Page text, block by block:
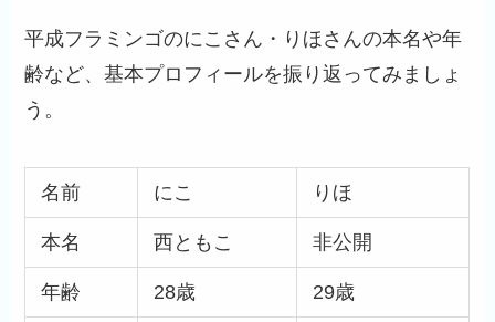
平成フラミンゴのにこさん・りほさんの本名や年
齢など、基本プロフィールを振り返ってみましょ
う。
名前 にこ りほ
本名 西ともこ 非公開
年齢 28歳 29歳